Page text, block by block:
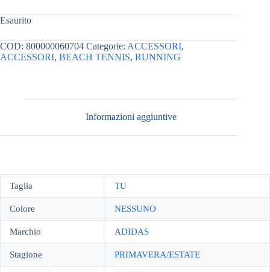
Esaurito
COD: 800000060704 Categorie: ACCESSORI,
ACCESSORI, BEACH TENNIS, RUNNING
Informazioni aggiuntive
Taglia TU
Colore NESSUNO
Marchio ADIDAS
Stagione PRIMAVERA/ESTATE